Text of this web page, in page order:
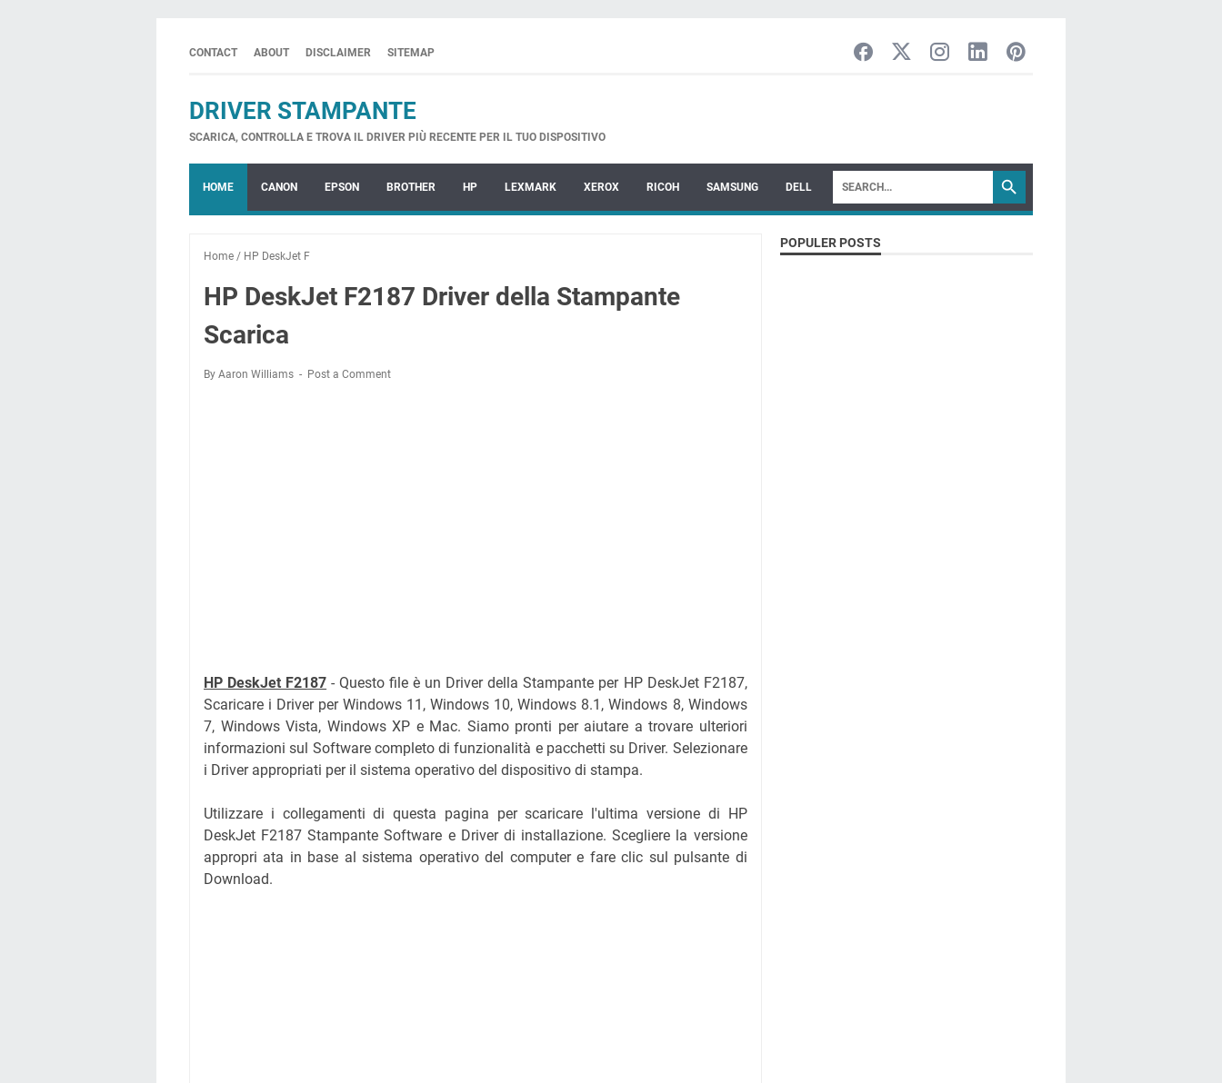
CONTACT ABOUT DISCLAIMER SITEMAP
DRIVER STAMPANTE
SCARICA, CONTROLLA E TROVA IL DRIVER PIÙ RECENTE PER IL TUO DISPOSITIVO
HOME CANON EPSON BROTHER HP LEXMARK XEROX RICOH SAMSUNG DELL
Home / HP DeskJet F
HP DeskJet F2187 Driver della Stampante
Scarica
By Aaron Williams Post a Comment
HP DeskJet F2187 - Questo file è un Driver della Stampante per HP DeskJet F2187,
Scaricare i Driver per Windows 11, Windows 10, Windows 8.1, Windows 8, Windows
7, Windows Vista, Windows XP e Mac. Siamo pronti per aiutare a trovare ulteriori
informazioni sul Software completo di funzionalità e pacchetti su Driver. Selezionare
i Driver appropriati per il sistema operativo del dispositivo di stampa.
Utilizzare i collegamenti di questa pagina per scaricare l'ultima versione di HP
DeskJet F2187 Stampante Software e Driver di installazione. Scegliere la versione
appropri ata in base al sistema operativo del computer e fare clic sul pulsante di
Download.
POPULER POSTS